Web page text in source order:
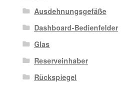
Ausdehnungsgefäße
Dashboard-Bedienfelder
Glas
Reserveinhaber
Rückspiegel